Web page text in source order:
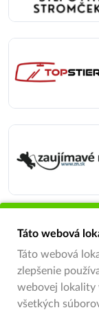
Táto webová
Táto webová
zlepšenie
webovej lokality
všetkých